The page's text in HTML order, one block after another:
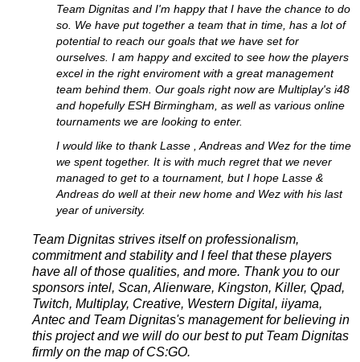
Team Dignitas and I'm happy that I have the chance to do
so. We have put together a team that in time, has a lot of
potential to reach our goals that we have set for
ourselves. I am happy and excited to see how the players
excel in the right enviroment with a great management
team behind them. Our goals right now are Multiplay's i48
and hopefully ESH Birmingham, as well as various online
tournaments we are looking to enter.
I would like to thank Lasse , Andreas and Wez for the time
we spent together. It is with much regret that we never
managed to get to a tournament, but I hope Lasse &
Andreas do well at their new home and Wez with his last
year of university.
Team Dignitas strives itself on professionalism,
commitment and stability and I feel that these players
have all of those qualities, and more. Thank you to our
sponsors intel, Scan, Alienware, Kingston, Killer, Qpad,
Twitch, Multiplay, Creative, Western Digital, iiyama,
Antec and Team Dignitas's management for believing in
this project and we will do our best to put Team Dignitas
firmly on the map of CS:GO.